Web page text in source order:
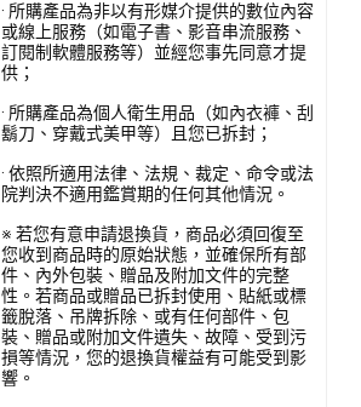
· 所購產品為非以有形媒介提供的數位內容
或線上服務（如電子書、影音串流服務、
訂閱制軟體服務等）並經您事先同意才提
供；
· 所購產品為個人衛生用品（如內衣褲、刮
鬍刀、穿戴式美甲等）且您已拆封；
· 依照所適用法律、法規、裁定、命令或法
院判決不適用鑑賞期的任何其他情況。
※ 若您有意申請退換貨，商品必須回復至
您收到商品時的原始狀態，並確保所有部
件、內外包裝、贈品及附加文件的完整
性。若商品或贈品已拆封使用、貼紙或標
籤脫落、吊牌拆除、或有任何部件、包
裝、贈品或附加文件遺失、故障、受到污
損等情況，您的退換貨權益有可能受到影
響。